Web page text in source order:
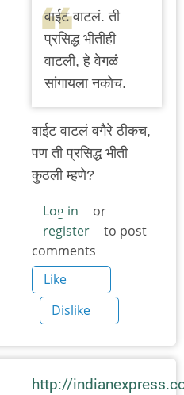
reply
to
वाचून
खेद
बाकी
काही
मेघना
भुस्कुटे
वाईट वाटलं. ती
प्रसिद्ध भीतीही
वाटली, हे वेगळं
सांगायला नकोच.
वाईट वाटलं वगैरे ठीकच,
पण ती प्रसिद्ध भीती
कुठली म्हणे?
Log in
or
register
to post
comments
Like
Dislike
http://